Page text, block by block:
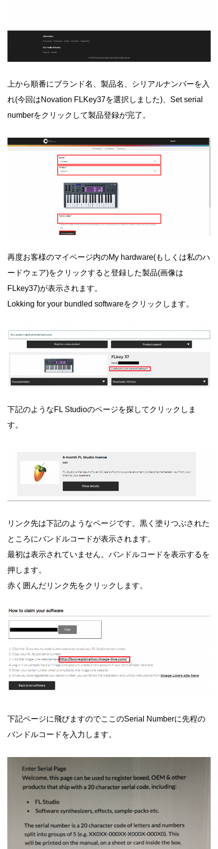
上から順番にブランド名、製品名、シリアルナンバーを入
れ(今回はNovation FLKey37を選択しました)、Set serial
numberをクリックして製品登録が完了。
再度お客様のマイページ内のMy hardware(もしくは私のハ
ードウェア)をクリックすると登録した製品(画像は
FLkey37)が表示されます。
Lokking for your bundled softwareをクリックします。
下記のようなFL Studioのページを探してクリックしま
す。
リンク先は下記のようなページです。黒く塗りつぶされた
ところにバンドルコードが表示されます。
最初は表示されていません。バンドルコードを表示するを
押します。
赤く囲んだリンク先をクリックします。
下記ページに飛びますのでここのSerial Numberに先程の
バンドルコードを入力します。